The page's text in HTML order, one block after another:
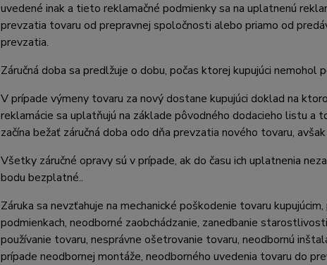
uvedené inak a tieto reklamačné podmienky sa na uplatnenú
prevzatia tovaru od prepravnej spoločnosti alebo priamo od
prevzatia.
Záručná doba sa predlžuje o dobu, počas ktorej kupujúci nemohol
V prípade výmeny tovaru za nový dostane kupujúci doklad na
reklamácie sa uplatňujú na základe pôvodného dodacieho listu a
začína bežať záručná doba odo dňa prevzatia nového tovaru,
Všetky záručné opravy sú v prípade, ak do času ich uplatnenia
bodu bezplatné..
Záruka sa nevzťahuje na mechanické poškodenie tovaru
podmienkach, neodborné zaobchádzanie, zanedbanie
používanie tovaru, nesprávne ošetrovanie tovaru, neodbornú
prípade neodbornej montáže, neodborného uvedenia tovaru do